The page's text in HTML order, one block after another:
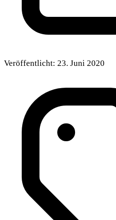
Veröffentlicht: 23. Juni 2020